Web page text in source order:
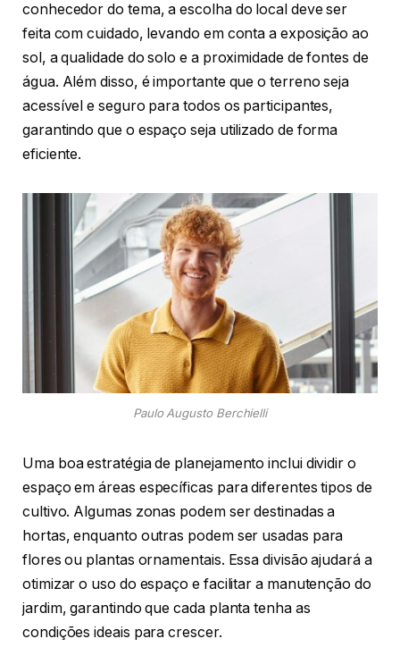
conhecedor do tema, a escolha do local deve ser
feita com cuidado, levando em conta a exposição ao
sol, a qualidade do solo e a proximidade de fontes de
água. Além disso, é importante que o terreno seja
acessível e seguro para todos os participantes,
garantindo que o espaço seja utilizado de forma
eficiente.
Paulo Augusto Berchielli
Uma boa estratégia de planejamento inclui dividir o
espaço em áreas específicas para diferentes tipos de
cultivo. Algumas zonas podem ser destinadas a
hortas, enquanto outras podem ser usadas para
flores ou plantas ornamentais. Essa divisão ajudará a
otimizar o uso do espaço e facilitar a manutenção do
jardim, garantindo que cada planta tenha as
condições ideais para crescer.